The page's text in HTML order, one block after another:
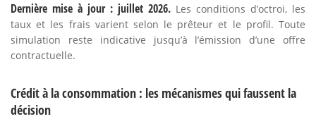
Dernière mise à jour : juillet 2026. Les conditions d’octroi, les
taux et les frais varient selon le prêteur et le profil. Toute
simulation reste indicative jusqu’à l’émission d’une offre
contractuelle.
Crédit à la consommation : les mécanismes qui faussent la
décision